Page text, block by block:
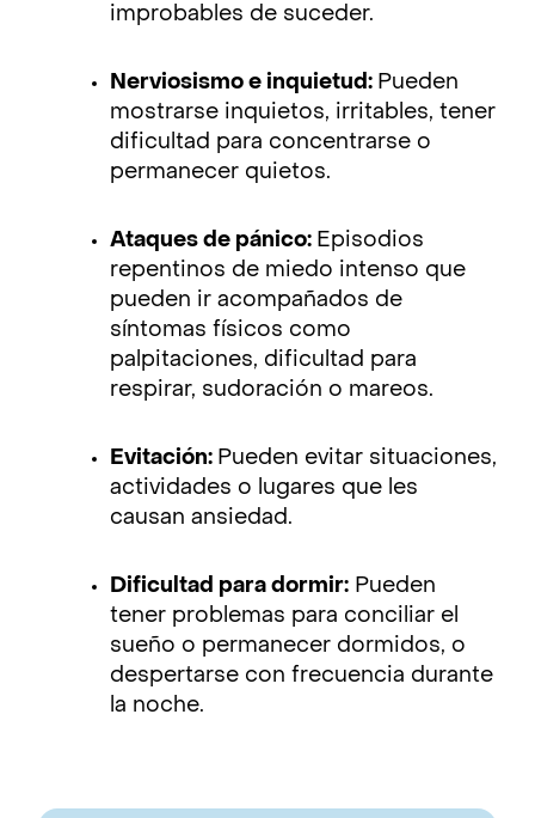
improbables de suceder.
Nerviosismo e inquietud: Pueden
mostrarse inquietos, irritables, tener
dificultad para concentrarse o
permanecer quietos.
Ataques de pánico: Episodios
repentinos de miedo intenso que
pueden ir acompañados de
síntomas físicos como
palpitaciones, dificultad para
respirar, sudoración o mareos.
Evitación: Pueden evitar situaciones,
actividades o lugares que les
causan ansiedad.
Dificultad para dormir: Pueden
tener problemas para conciliar el
sueño o permanecer dormidos, o
despertarse con frecuencia durante
la noche.